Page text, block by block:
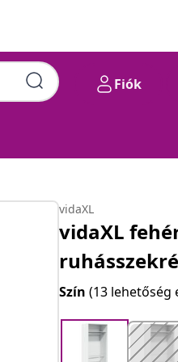
Fiók
vidaXL
vidaXL
Szín(13 lehetőség